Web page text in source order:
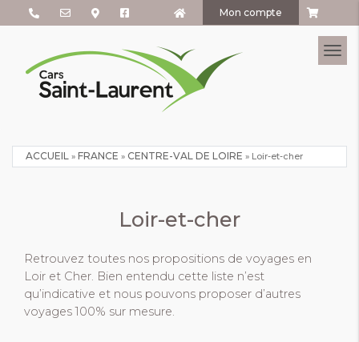
Mon compte
ACCUEIL » FRANCE » CENTRE-VAL DE LOIRE » Loir-et-cher
Loir-et-cher
Retrouvez toutes nos propositions de voyages en
Loir et Cher. Bien entendu cette liste n’est
qu’indicative et nous pouvons proposer d’autres
voyages 100% sur mesure.